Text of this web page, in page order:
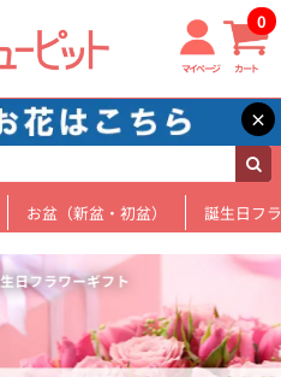
マイページ カート
0
×
お盆（新盆・初盆） 誕生日フ
ギフト